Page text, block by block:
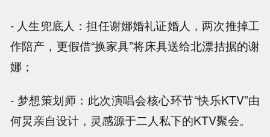
- 人生兜底人：担任谢娜婚礼证婚人，两次推掉工
作陪产，更假借“换家具”将床具送给北漂拮据的谢
娜；
- 梦想策划师：此次演唱会核心环节“快乐KTV”由
何炅亲自设计，灵感源于二人私下的KTV聚会。